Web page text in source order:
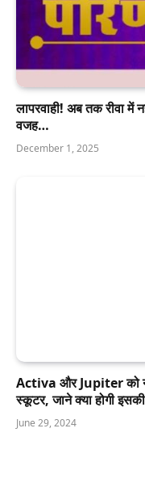
लापरवाही! अब तक रीवा में
वजह…
December 1, 2025
Activa और Jupiter को
स्कूटर, जाने क्या होगी
June 29, 2024